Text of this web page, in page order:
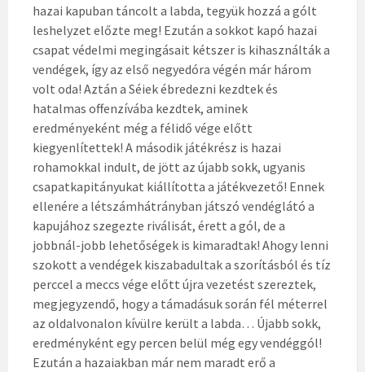
hazai kapuban táncolt a labda, tegyük hozzá a gólt
leshelyzet előzte meg! Ezután a sokkot kapó hazai
csapat védelmi megingásait kétszer is kihasználták a
vendégek, így az első negyedóra végén már három
volt oda! Aztán a Séiek ébredezni kezdtek és
hatalmas offenzívába kezdtek, aminek
eredményeként még a félidő vége előtt
kiegyenlítettek! A második játékrész is hazai
rohamokkal indult, de jött az újabb sokk, ugyanis
csapatkapitányukat kiállította a játékvezető! Ennek
ellenére a létszámhátrányban játszó vendéglátó a
kapujához szegezte riválisát, érett a gól, de a
jobbnál-jobb lehetőségek is kimaradtak! Ahogy lenni
szokott a vendégek kiszabadultak a szorításból és tíz
perccel a meccs vége előtt újra vezetést szereztek,
megjegyzendő, hogy a támadásuk során fél méterrel
az oldalvonalon kívülre került a labda… Újabb sokk,
eredményként egy percen belül még egy vendéggól!
Ezután a hazaiakban már nem maradt erő a